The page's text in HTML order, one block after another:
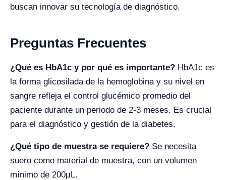
buscan innovar su tecnología de diagnóstico.
Preguntas Frecuentes
¿Qué es HbA1c y por qué es importante? HbA1c es
la forma glicosilada de la hemoglobina y su nivel en
sangre refleja el control glucémico promedio del
paciente durante un periodo de 2-3 meses. Es crucial
para el diagnóstico y gestión de la diabetes.
¿Qué tipo de muestra se requiere? Se necesita
suero como material de muestra, con un volumen
mínimo de 200μL.